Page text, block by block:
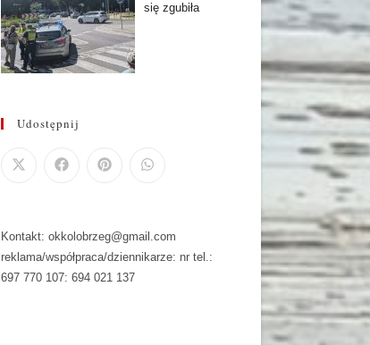
się zgubiła
Udostępnij
Kontakt: okkolobrzeg@gmail.com
reklama/współpraca/dziennikarze: nr tel.:
697 770 107: 694 021 137